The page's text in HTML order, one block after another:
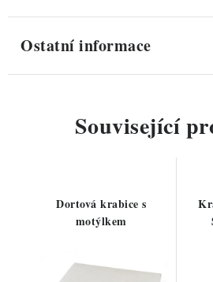
Ostatní informace
Související
Dortová krabice s
motýlkem